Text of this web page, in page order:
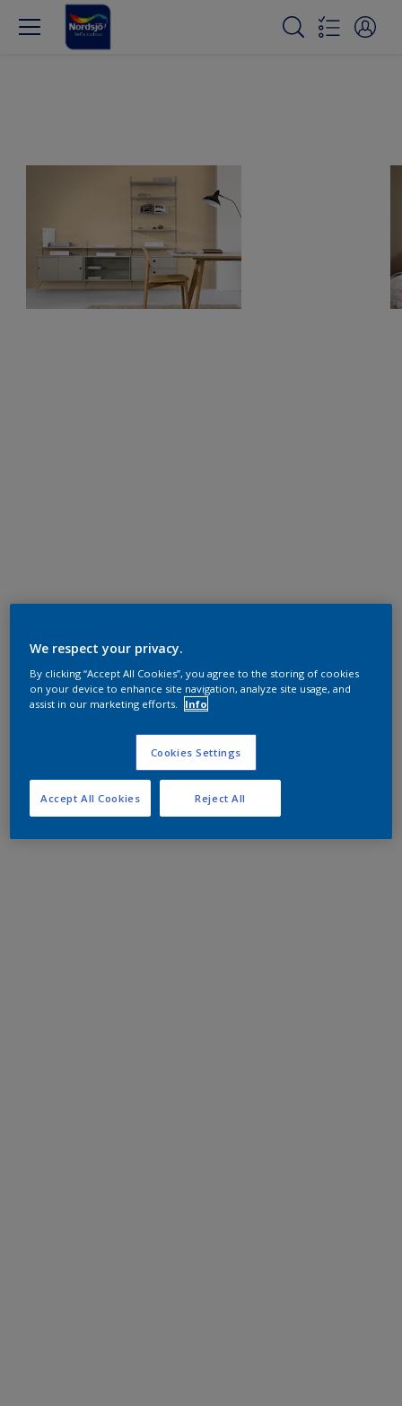
We respect your privacy.
By clicking “Accept All Cookies”, you agree to the storing of cookies
on your device to enhance site navigation, analyze site usage, and
assist in our marketing efforts.
Info
Cookies Settings
Reject All
Accept All Cookies